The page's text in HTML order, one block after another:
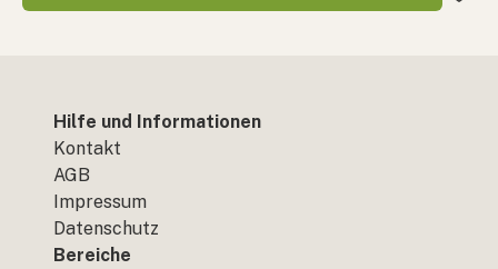
Hilfe und Informationen
Kontakt
AGB
Impressum
Datenschutz
Bereiche